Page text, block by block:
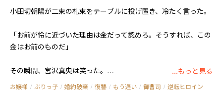
小田切朝陽が二束の札束をテーブルに投げ置き、冷たく言った。
「お前が怜に近づいた理由は金だって認めろ。そうすれば、この
金はお前のものだ」
その瞬間、宮沢真央は笑った。 ...もっと見る
お嬢様 / ぶりっ子 / 婚約破棄 / 復讐 / もう遅い / 御曹司 / 逆転ヒロイン